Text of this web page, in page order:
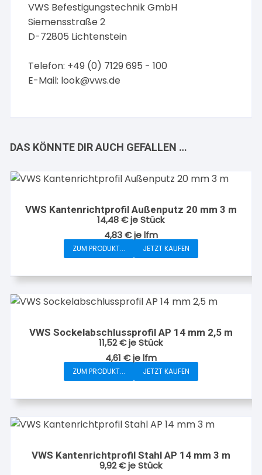
VWS Befestigungstechnik GmbH
Siemensstraße 2
D-72805 Lichtenstein
Telefon: +49 (0) 7129 695 - 100
E-Mail: look@vws.de
DAS KÖNNTE DIR AUCH GEFALLEN …
VWS Kantenrichtprofil Außenputz 20 mm 3 m
14,48€je Stück
4,83€jelfm
ZUM PRODUKT... JETZT KAUFEN
VWS Sockelabschlussprofil AP 14 mm 2,5 m
11,52€je Stück
4,61 €jelfm
ZUM PRODUKT... JETZT KAUFEN
VWS Kantenrichtprofil Stahl AP 14 mm 3 m
9,92€je Stück